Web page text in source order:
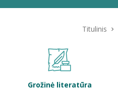
Titulinis
Grožinė literatūra